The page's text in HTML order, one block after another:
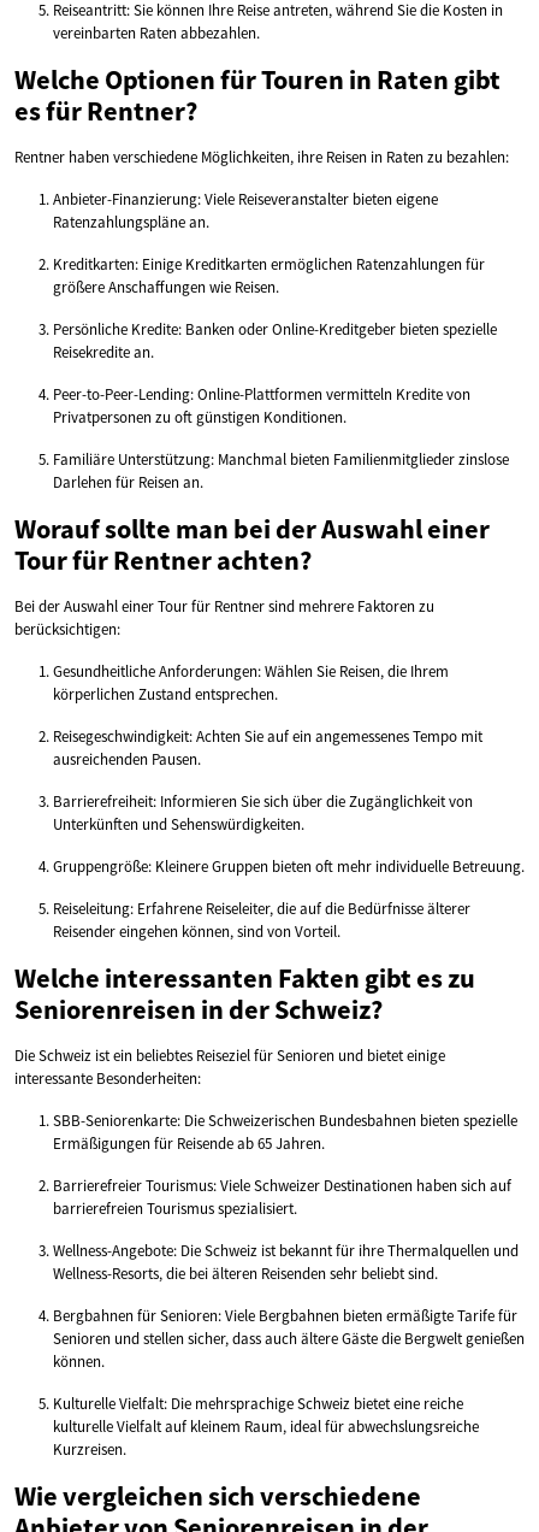
Reiseantritt: Sie können Ihre Reise antreten, während Sie die Kosten in
vereinbarten Raten abbezahlen.
Welche Optionen für Touren in Raten gibt
es für Rentner?
Rentner haben verschiedene Möglichkeiten, ihre Reisen in Raten zu bezahlen:
Anbieter-Finanzierung: Viele Reiseveranstalter bieten eigene
Ratenzahlungspläne an.
Kreditkarten: Einige Kreditkarten ermöglichen Ratenzahlungen für
größere Anschaffungen wie Reisen.
Persönliche Kredite: Banken oder Online-Kreditgeber bieten spezielle
Reisekredite an.
Peer-to-Peer-Lending: Online-Plattformen vermitteln Kredite von
Privatpersonen zu oft günstigen Konditionen.
Familiäre Unterstützung: Manchmal bieten Familienmitglieder zinslose
Darlehen für Reisen an.
Worauf sollte man bei der Auswahl einer
Tour für Rentner achten?
Bei der Auswahl einer Tour für Rentner sind mehrere Faktoren zu
berücksichtigen:
Gesundheitliche Anforderungen: Wählen Sie Reisen, die Ihrem
körperlichen Zustand entsprechen.
Reisegeschwindigkeit: Achten Sie auf ein angemessenes Tempo mit
ausreichenden Pausen.
Barrierefreiheit: Informieren Sie sich über die Zugänglichkeit von
Unterkünften und Sehenswürdigkeiten.
Gruppengröße: Kleinere Gruppen bieten oft mehr individuelle Betreuung.
Reiseleitung: Erfahrene Reiseleiter, die auf die Bedürfnisse älterer
Reisender eingehen können, sind von Vorteil.
Welche interessanten Fakten gibt es zu
Seniorenreisen in der Schweiz?
Die Schweiz ist ein beliebtes Reiseziel für Senioren und bietet einige
interessante Besonderheiten:
SBB-Seniorenkarte: Die Schweizerischen Bundesbahnen bieten spezielle
Ermäßigungen für Reisende ab 65 Jahren.
Barrierefreier Tourismus: Viele Schweizer Destinationen haben sich auf
barrierefreien Tourismus spezialisiert.
Wellness-Angebote: Die Schweiz ist bekannt für ihre Thermalquellen und
Wellness-Resorts, die bei älteren Reisenden sehr beliebt sind.
Bergbahnen für Senioren: Viele Bergbahnen bieten ermäßigte Tarife für
Senioren und stellen sicher, dass auch ältere Gäste die Bergwelt genießen
können.
Kulturelle Vielfalt: Die mehrsprachige Schweiz bietet eine reiche
kulturelle Vielfalt auf kleinem Raum, ideal für abwechslungsreiche
Kurzreisen.
Wie vergleichen sich verschiedene